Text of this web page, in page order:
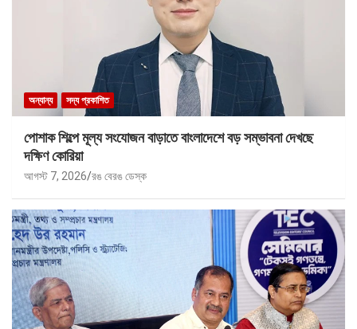
অন্যান্য সদ্য প্রকাশিত
পোশাক শিল্পে মূল্য সংযোজন বাড়াতে বাংলাদেশে বড় সম্ভাবনা দেখছে
দক্ষিণ কোরিয়া
আগস্ট 7, 2026 রঙ বেরঙ ডেস্ক